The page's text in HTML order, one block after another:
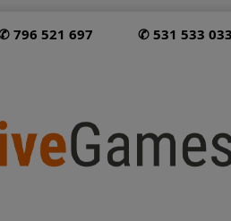
796 521 697 ✆ 531 533 033